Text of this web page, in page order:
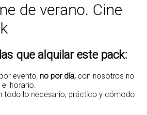
de verano. Cine
que alquilar este pack:
evento, no por día, con nosotros no
horario.
todo lo necesario, práctico y cómodo